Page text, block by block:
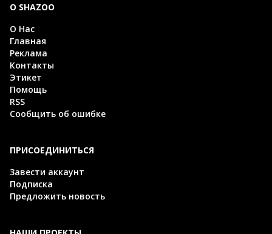
О SHAZOO
О Нас
Главная
Реклама
Контакты
Этикет
Помощь
RSS
Сообщить об ошибке
ПРИСОЕДИНИТЬСЯ
Завести аккаунт
Подписка
Предложить новость